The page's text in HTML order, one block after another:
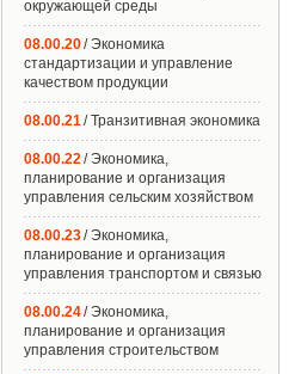
окружающей среды
08.00.20/ Экономика
стандартизации и управление
качеством продукции
08.00.21/ Транзитивная экономика
08.00.22/ Экономика,
планирование и организация
управления сельским хозяйством
08.00.23/ Экономика,
планирование и организация
управления транспортом и связью
08.00.24/ Экономика,
планирование и организация
управления строительством